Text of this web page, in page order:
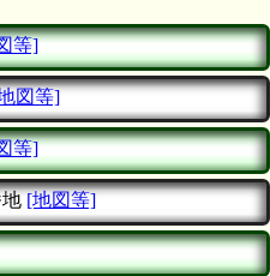
等]
図等]
等]
[地図等]